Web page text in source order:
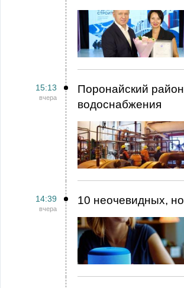
15:13
вчера
Поронайский
водоснабжения
14:39
вчера
10 неочевидных,